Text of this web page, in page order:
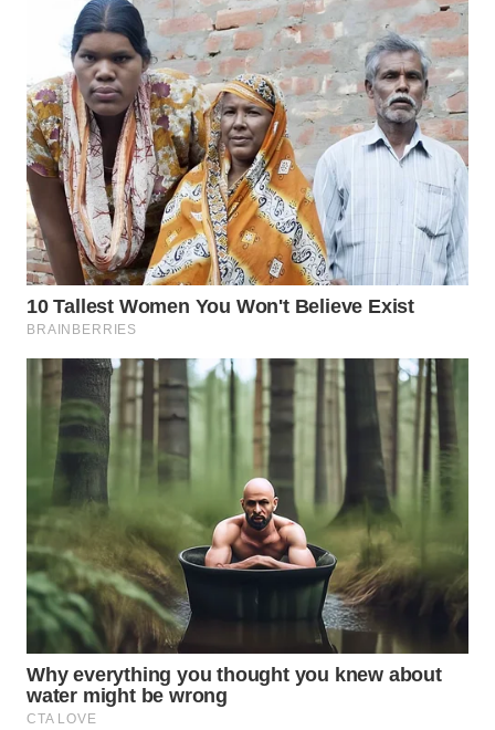
WN
DEPOK
WN
TAPANULI
UTARA
WN
SAMOSIR
WN
PADANG
LAWAS
WN
SUMEDANG
CIANJUR
WN
KEPULAUAN
SERIBU
WN
TANGERANG